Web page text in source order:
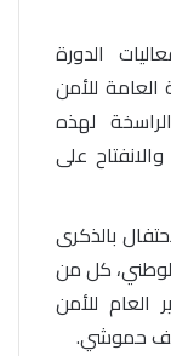
الدورة
العامة للأمن
لهذه
على
بالذكرى
كل من
العام للأمن
حموشي.